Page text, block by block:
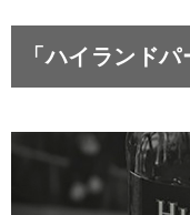
「ハイランド